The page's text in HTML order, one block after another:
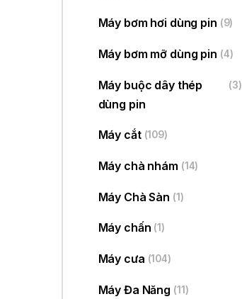
Máy bơm hơi dùng pin (9)
Máy bơm mỡ dùng pin (4)
Máy buộc dây thép
dùng pin
(3)
Máy cắt (109)
Máy chà nhám (14)
Máy Chà Sàn (1)
Máy chấn (1)
Máy cưa (104)
Máy Đa Năng (11)